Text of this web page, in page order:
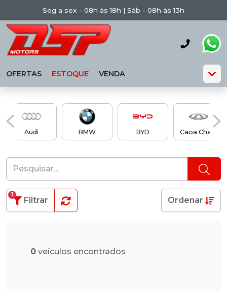
Seg a sex - 08h às 18h | Sáb - 08h às 13h
OFERTAS ESTOQUE VENDA
Audi BMW BYD Caoa Chery
Filtrar
1
Ordenar
0 veículos encontrados